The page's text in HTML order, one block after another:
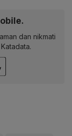
dan nikmati